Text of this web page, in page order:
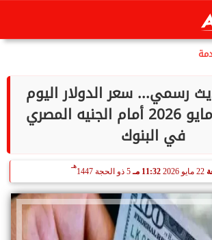
رسمي... سعر الدولار اليوم
الجمعة 22 مايو 2026 أمام الجنيه المصري
في البنوك
11:32 مـ 5 ذو الحجة 1447
هـ